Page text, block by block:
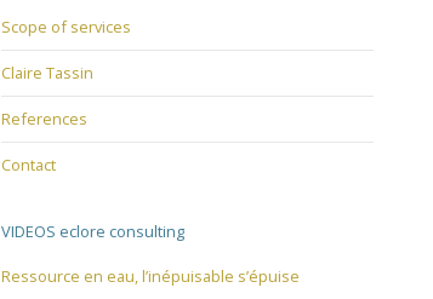
Scope of services
Claire Tassin
References
Contact
VIDEOS eclore consulting
Ressource en eau, l’inépuisable s’épuise